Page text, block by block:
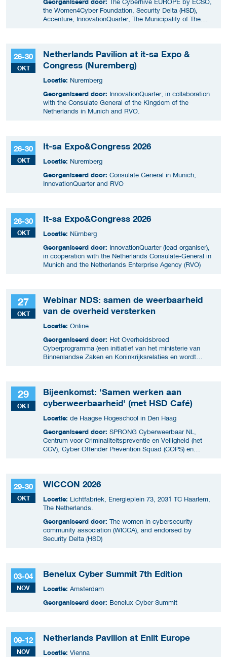
The Cyberhive EUROPE by ECSO,
the Women4Cyber Foundation, Security Delta (HSD),
Accenture, InnovationQuarter, The Municipality of The
26-30
OKT
Netherlands Pavilion at it-sa Expo &
Congress (Nuremberg)
Locatie: Nuremberg
Georganiseerd door: InnovationQuarter, in collaboration
with the Consulate General of the Kingdom of the
Netherlands in Munich and RVO.
26-30
OKT
It-sa Expo&Congress 2026
Locatie: Nuremberg
Georganiseerd door: Consulate General in Munich,
InnovationQuarter and RVO
26-30
OKT
It-sa Expo&Congress 2026
Locatie: Nürnberg
Georganiseerd door: InnovationQuarter (lead organiser),
in cooperation with the Netherlands Consulate-General in
Munich and the Netherlands Enterprise Agency (RVO)
27
OKT
Webinar NDS: samen de weerbaarheid
van de overheid versterken
Locatie: Online
Georganiseerd door: Het Overheidsbreed
Cyberprogramma (een initiatief van het ministerie van
Binnenlandse Zaken en Koninkrijksrelaties en wordt
29
OKT
Bijeenkomst: 'Samen werken aan
cyberweerbaarheid' (met HSD Café)
Locatie: de Haagse Hogeschool in Den Haag
Georganiseerd door: SPRONG Cyberweerbaar NL,
Centrum voor Criminaliteitspreventie en Veiligheid (het
CCV), Cyber Offender Prevention Squad (COPS) en
29-30
OKT
WICCON 2026
Locatie: Lichtfabriek, Energieplein 73, 2031 TC Haarlem,
The Netherlands.
Georganiseerd door: The women in cybersecurity
community association (WICCA), and endorsed by
Security Delta (HSD)
03-04
NOV
Benelux Cyber Summit 7th Edition
Locatie: Amsterdam
Georganiseerd door: Benelux Cyber Summit
09-12
NOV
Netherlands Pavilion at Enlit Europe
Locatie: Vienna